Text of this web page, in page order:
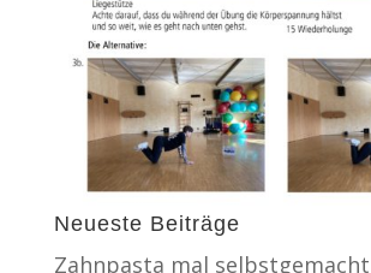
Neueste Beiträge
Zahnpasta mal selbstgemacht